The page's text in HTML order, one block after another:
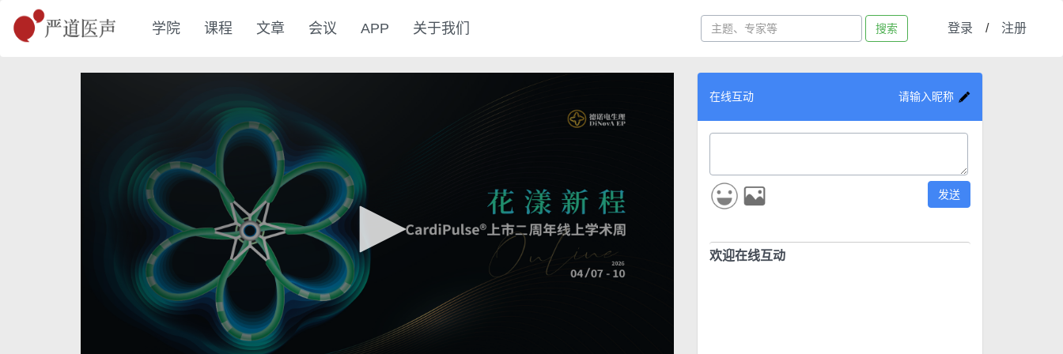
学院 课程 文章 会议 APP 关于我们 搜索 登录 / 注册
在线互动 请输入昵称
发送
欢迎在线互动